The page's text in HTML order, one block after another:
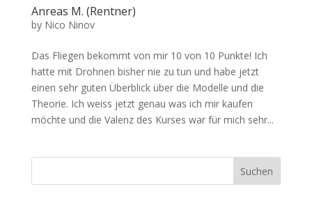
Anreas M. (Rentner)
by Nico Ninov
Das Fliegen bekommt von mir 10 von 10 Punkte! Ich
hatte mit Drohnen bisher nie zu tun und habe jetzt
einen sehr guten Überblick über die Modelle und die
Theorie. Ich weiss jetzt genau was ich mir kaufen
möchte und die Valenz des Kurses war für mich sehr...